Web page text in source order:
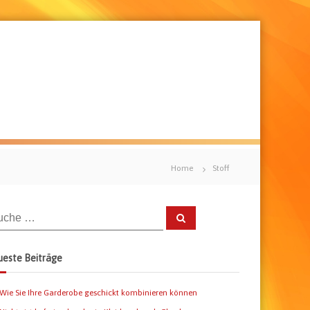
Home Stoff
S
Beiträge
Wie Sie Ihre Garderobe geschickt kombinieren können